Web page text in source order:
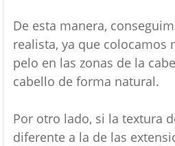
De esta manera,
realista, ya que colocamos
pelo en las zonas de la
cabello de forma natural.
Por otro lado, si la textura
diferente a la de las